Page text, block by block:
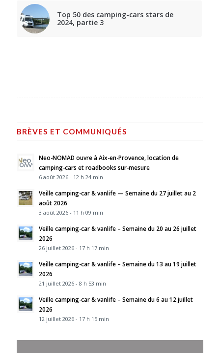
Top 50 des camping-cars stars de
2024, partie 3
BRÈVES ET COMMUNIQUÉS
Neo-NOMAD ouvre à Aix-en-Provence, location de
camping-cars et roadbooks sur-mesure
6 août 2026 - 12 h 24 min
Veille camping-car & vanlife — Semaine du 27 juillet au 2
août 2026
3 août 2026 - 11 h 09 min
Veille camping-car & vanlife – Semaine du 20 au 26 juillet
2026
26 juillet 2026 - 17 h 17 min
Veille camping-car & vanlife – Semaine du 13 au 19 juillet
2026
21 juillet 2026 - 8 h 53 min
Veille camping-car & vanlife – Semaine du 6 au 12 juillet
2026
12 juillet 2026 - 17 h 15 min